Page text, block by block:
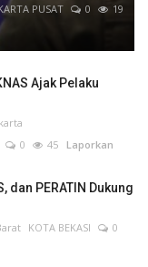
PUSAT 0
19
Ajak Pelaku
0 45 Laporkan
dan PERATIN Dukung
KOTA BEKASI
0